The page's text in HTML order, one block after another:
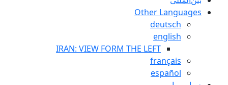
Other Languages
deutsch
english
IRAN: VIEW FORM THE LEFT
français
español